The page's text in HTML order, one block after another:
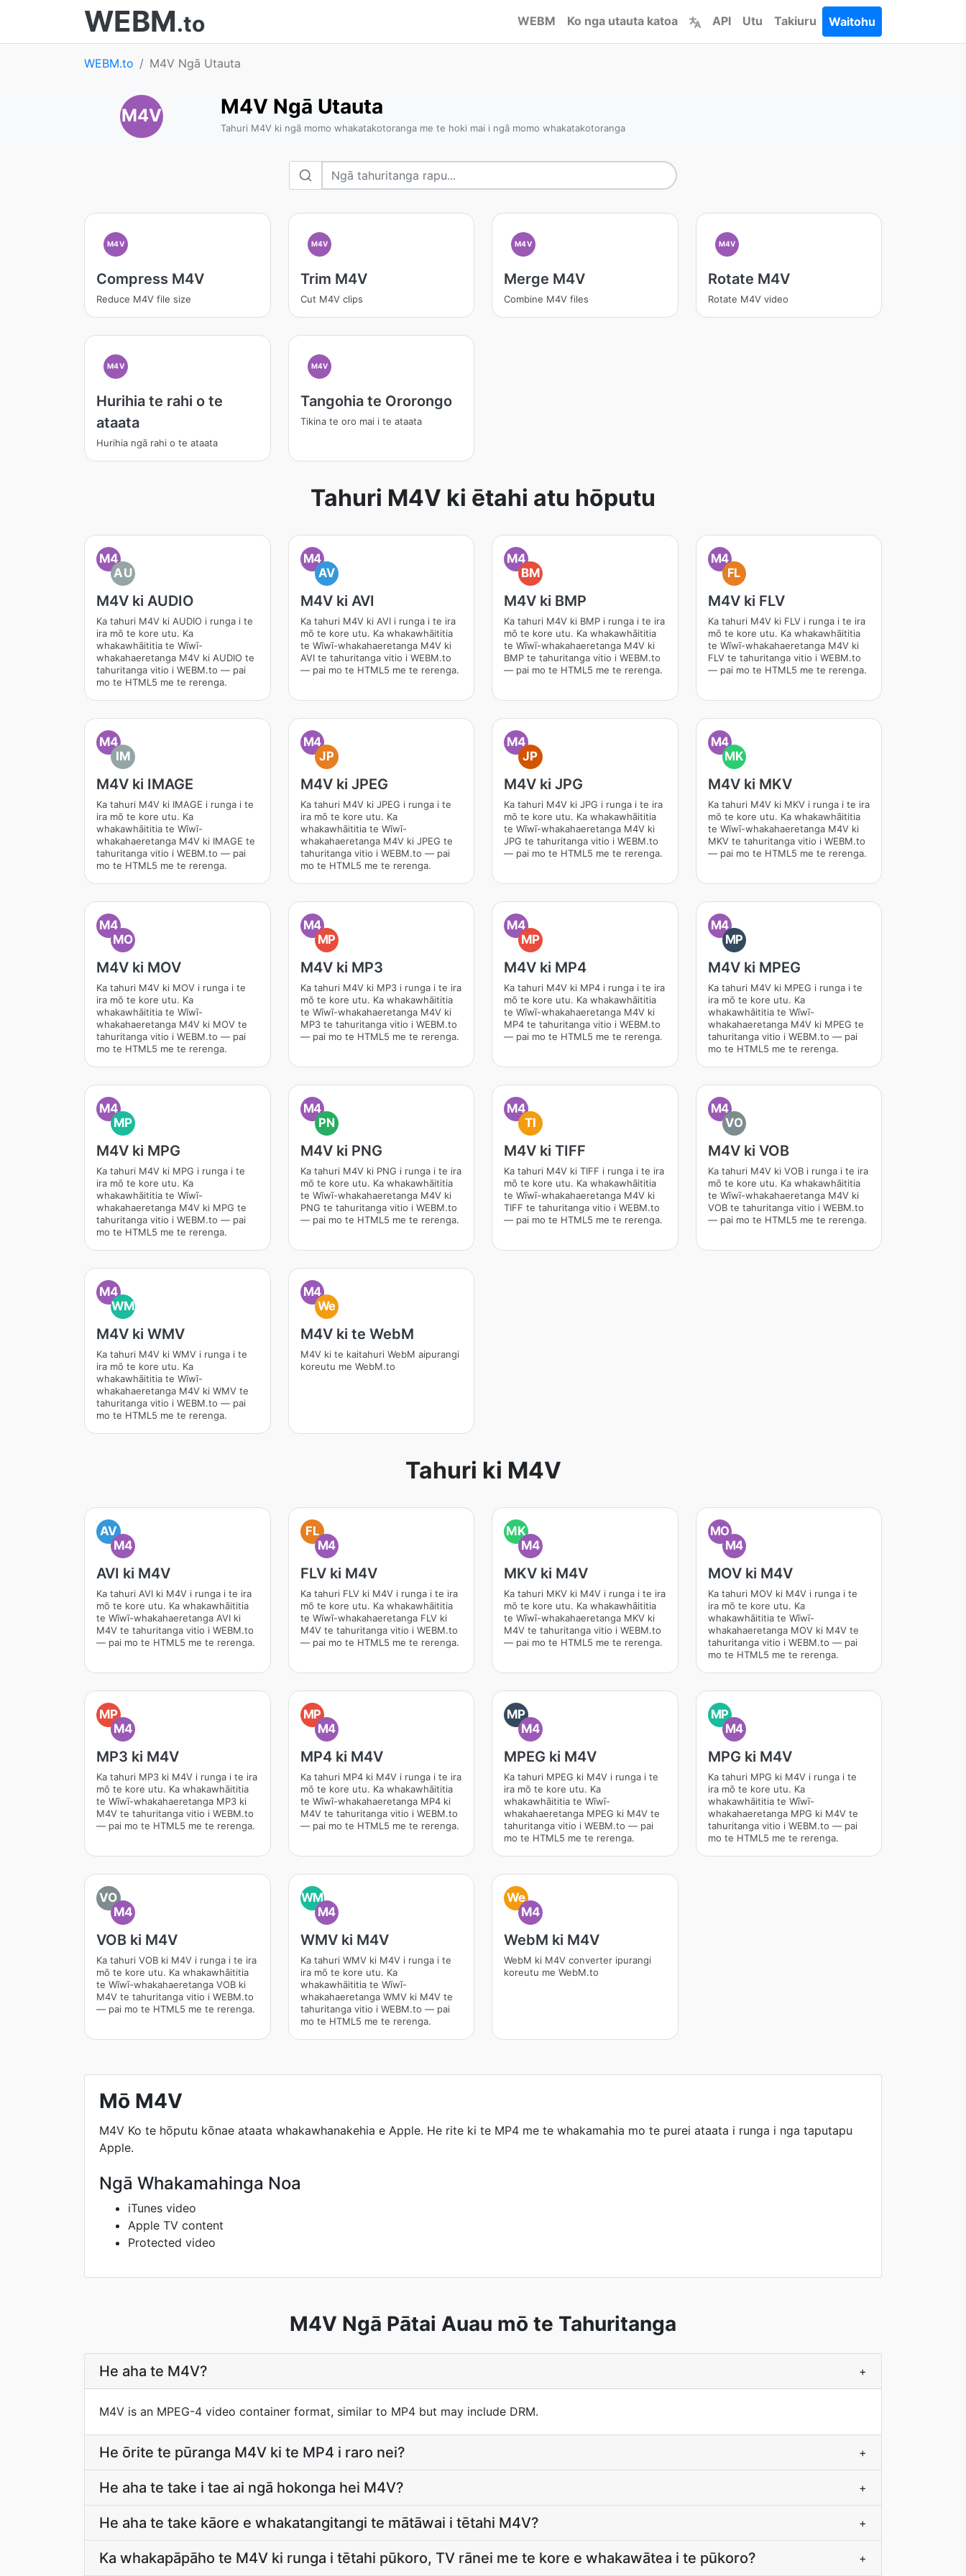
WEBM.to WEBM Ko nga utauta katoa API Utu Takiuru Waitohu
WEBM.to M4V Ngā Utauta
M4V M4V Ngā Utauta
Tahuri M4V ki ngā momo whakatakotoranga me te hoki mai i ngā momo whakatakotoranga
M4V
Compress M4V
Reduce M4V file size
M4V
Trim M4V
Cut M4V clips
M4V
Merge M4V
Combine M4V files
M4V
Rotate M4V
Rotate M4V video
M4V
Hurihia te rahi o te
ataata
Hurihia ngā rahi o te ataata
M4V
Tangohia te Ororongo
Tikina te oro mai i te ataata
Tahuri M4V ki ētahi atu hōputu
M4
AU
M4V ki AUDIO
Ka tahuri M4V ki AUDIO i runga i te
ira mō te kore utu. Ka
whakawhāititia te Wīwī-
whakahaeretanga M4V ki AUDIO te
tahuritanga vitio i WEBM.to — pai
mo te HTML5 me te rerenga.
M4
AV
M4V ki AVI
Ka tahuri M4V ki AVI i runga i te ira
mō te kore utu. Ka whakawhāititia
te Wīwī-whakahaeretanga M4V ki
AVI te tahuritanga vitio i WEBM.to
— pai mo te HTML5 me te rerenga.
M4
BM
M4V ki BMP
Ka tahuri M4V ki BMP i runga i te ira
mō te kore utu. Ka whakawhāititia
te Wīwī-whakahaeretanga M4V ki
BMP te tahuritanga vitio i WEBM.to
— pai mo te HTML5 me te rerenga.
M4
FL
M4V ki FLV
Ka tahuri M4V ki FLV i runga i te ira
mō te kore utu. Ka whakawhāititia
te Wīwī-whakahaeretanga M4V ki
FLV te tahuritanga vitio i WEBM.to
— pai mo te HTML5 me te rerenga.
M4
IM
M4V ki IMAGE
Ka tahuri M4V ki IMAGE i runga i te
ira mō te kore utu. Ka
whakawhāititia te Wīwī-
whakahaeretanga M4V ki IMAGE te
tahuritanga vitio i WEBM.to — pai
mo te HTML5 me te rerenga.
M4
JP
M4V ki JPEG
Ka tahuri M4V ki JPEG i runga i te
ira mō te kore utu. Ka
whakawhāititia te Wīwī-
whakahaeretanga M4V ki JPEG te
tahuritanga vitio i WEBM.to — pai
mo te HTML5 me te rerenga.
M4
JP
M4V ki JPG
Ka tahuri M4V ki JPG i runga i te ira
mō te kore utu. Ka whakawhāititia
te Wīwī-whakahaeretanga M4V ki
JPG te tahuritanga vitio i WEBM.to
— pai mo te HTML5 me te rerenga.
M4
MK
M4V ki MKV
Ka tahuri M4V ki MKV i runga i te ira
mō te kore utu. Ka whakawhāititia
te Wīwī-whakahaeretanga M4V ki
MKV te tahuritanga vitio i WEBM.to
— pai mo te HTML5 me te rerenga.
M4
MO
M4V ki MOV
Ka tahuri M4V ki MOV i runga i te
ira mō te kore utu. Ka
whakawhāititia te Wīwī-
whakahaeretanga M4V ki MOV te
tahuritanga vitio i WEBM.to — pai
mo te HTML5 me te rerenga.
M4
MP
M4V ki MP3
Ka tahuri M4V ki MP3 i runga i te ira
mō te kore utu. Ka whakawhāititia
te Wīwī-whakahaeretanga M4V ki
MP3 te tahuritanga vitio i WEBM.to
— pai mo te HTML5 me te rerenga.
M4
MP
M4V ki MP4
Ka tahuri M4V ki MP4 i runga i te ira
mō te kore utu. Ka whakawhāititia
te Wīwī-whakahaeretanga M4V ki
MP4 te tahuritanga vitio i WEBM.to
— pai mo te HTML5 me te rerenga.
M4
MP
M4V ki MPEG
Ka tahuri M4V ki MPEG i runga i te
ira mō te kore utu. Ka
whakawhāititia te Wīwī-
whakahaeretanga M4V ki MPEG te
tahuritanga vitio i WEBM.to — pai
mo te HTML5 me te rerenga.
M4
MP
M4V ki MPG
Ka tahuri M4V ki MPG i runga i te
ira mō te kore utu. Ka
whakawhāititia te Wīwī-
whakahaeretanga M4V ki MPG te
tahuritanga vitio i WEBM.to — pai
mo te HTML5 me te rerenga.
M4
PN
M4V ki PNG
Ka tahuri M4V ki PNG i runga i te ira
mō te kore utu. Ka whakawhāititia
te Wīwī-whakahaeretanga M4V ki
PNG te tahuritanga vitio i WEBM.to
— pai mo te HTML5 me te rerenga.
M4
TI
M4V ki TIFF
Ka tahuri M4V ki TIFF i runga i te ira
mō te kore utu. Ka whakawhāititia
te Wīwī-whakahaeretanga M4V ki
TIFF te tahuritanga vitio i WEBM.to
— pai mo te HTML5 me te rerenga.
M4
VO
M4V ki VOB
Ka tahuri M4V ki VOB i runga i te ira
mō te kore utu. Ka whakawhāititia
te Wīwī-whakahaeretanga M4V ki
VOB te tahuritanga vitio i WEBM.to
— pai mo te HTML5 me te rerenga.
M4
WM
M4V ki WMV
Ka tahuri M4V ki WMV i runga i te
ira mō te kore utu. Ka
whakawhāititia te Wīwī-
whakahaeretanga M4V ki WMV te
tahuritanga vitio i WEBM.to — pai
mo te HTML5 me te rerenga.
M4
We
M4V ki te WebM
M4V ki te kaitahuri WebM aipurangi
koreutu me WebM.to
Tahuri ki M4V
AV
M4
AVI ki M4V
Ka tahuri AVI ki M4V i runga i te ira
mō te kore utu. Ka whakawhāititia
te Wīwī-whakahaeretanga AVI ki
M4V te tahuritanga vitio i WEBM.to
— pai mo te HTML5 me te rerenga.
FL
M4
FLV ki M4V
Ka tahuri FLV ki M4V i runga i te ira
mō te kore utu. Ka whakawhāititia
te Wīwī-whakahaeretanga FLV ki
M4V te tahuritanga vitio i WEBM.to
— pai mo te HTML5 me te rerenga.
MK
M4
MKV ki M4V
Ka tahuri MKV ki M4V i runga i te ira
mō te kore utu. Ka whakawhāititia
te Wīwī-whakahaeretanga MKV ki
M4V te tahuritanga vitio i WEBM.to
— pai mo te HTML5 me te rerenga.
MO
M4
MOV ki M4V
Ka tahuri MOV ki M4V i runga i te
ira mō te kore utu. Ka
whakawhāititia te Wīwī-
whakahaeretanga MOV ki M4V te
tahuritanga vitio i WEBM.to — pai
mo te HTML5 me te rerenga.
MP
M4
MP3 ki M4V
Ka tahuri MP3 ki M4V i runga i te ira
mō te kore utu. Ka whakawhāititia
te Wīwī-whakahaeretanga MP3 ki
M4V te tahuritanga vitio i WEBM.to
— pai mo te HTML5 me te rerenga.
MP
M4
MP4 ki M4V
Ka tahuri MP4 ki M4V i runga i te ira
mō te kore utu. Ka whakawhāititia
te Wīwī-whakahaeretanga MP4 ki
M4V te tahuritanga vitio i WEBM.to
— pai mo te HTML5 me te rerenga.
MP
M4
MPEG ki M4V
Ka tahuri MPEG ki M4V i runga i te
ira mō te kore utu. Ka
whakawhāititia te Wīwī-
whakahaeretanga MPEG ki M4V te
tahuritanga vitio i WEBM.to — pai
mo te HTML5 me te rerenga.
MP
M4
MPG ki M4V
Ka tahuri MPG ki M4V i runga i te
ira mō te kore utu. Ka
whakawhāititia te Wīwī-
whakahaeretanga MPG ki M4V te
tahuritanga vitio i WEBM.to — pai
mo te HTML5 me te rerenga.
VO
M4
VOB ki M4V
Ka tahuri VOB ki M4V i runga i te ira
mō te kore utu. Ka whakawhāititia
te Wīwī-whakahaeretanga VOB ki
M4V te tahuritanga vitio i WEBM.to
— pai mo te HTML5 me te rerenga.
WM
M4
WMV ki M4V
Ka tahuri WMV ki M4V i runga i te
ira mō te kore utu. Ka
whakawhāititia te Wīwī-
whakahaeretanga WMV ki M4V te
tahuritanga vitio i WEBM.to — pai
mo te HTML5 me te rerenga.
We
M4
WebM ki M4V
WebM ki M4V converter ipurangi
koreutu me WebM.to
Mō M4V
M4V Ko te hōputu kōnae ataata whakawhanakehia e Apple. He rite ki te MP4 me te whakamahia mo te purei ataata i runga i nga taputapu
Apple.
Ngā Whakamahinga Noa
iTunes video
Apple TV content
Protected video
M4V Ngā Pātai Auau mō te Tahuritanga
He aha te M4V? +
M4V is an MPEG-4 video container format, similar to MP4 but may include DRM.
He ōrite te pūranga M4V ki te MP4 i raro nei? +
He aha te take i tae ai ngā hokonga hei M4V? +
He aha te take kāore e whakatangitangi te mātāwai i tētahi M4V? +
Ka whakapāpāho te M4V ki runga i tētahi pūkoro, TV rānei me te kore e whakawātea i te pūkoro? +